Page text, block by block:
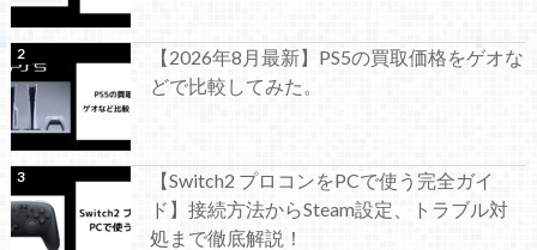
【2026年8月最新】PS5の買取価格をゲオな
どで比較してみた。
【Switch2 プロコンをPCで使う完全ガイ
ド】接続方法からSteam設定、トラブル対
処まで徹底解説！